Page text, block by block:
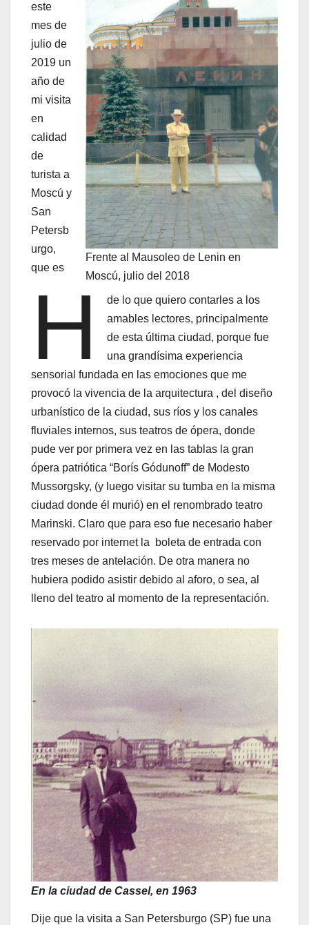
Frente al Mausoleo de Lenin en
Moscú, julio del 2018
H
este
mes de
julio de
2019 un
año de
mi visita
en
calidad
de
turista a
Moscú y
San
Petersb
urgo,
que es
de lo que quiero contarles a los
amables lectores, principalmente
de esta última ciudad, porque fue
una grandísima experiencia
sensorial fundada en las emociones que me
provocó la vivencia de la arquitectura , del diseño
urbanístico de la ciudad, sus ríos y los canales
fluviales internos, sus teatros de ópera, donde
pude ver por primera vez en las tablas la gran
ópera patriótica “Borís Gódunoff” de Modesto
Mussorgsky, (y luego visitar su tumba en la misma
ciudad donde él murió) en el renombrado teatro
Marinski. Claro que para eso fue necesario haber
reservado por internet la boleta de entrada con
tres meses de antelación. De otra manera no
hubiera podido asistir debido al aforo, o sea, al
lleno del teatro al momento de la representación.
En la ciudad de Cassel, en 1963
Dije que la visita a San Petersburgo (SP) fue una